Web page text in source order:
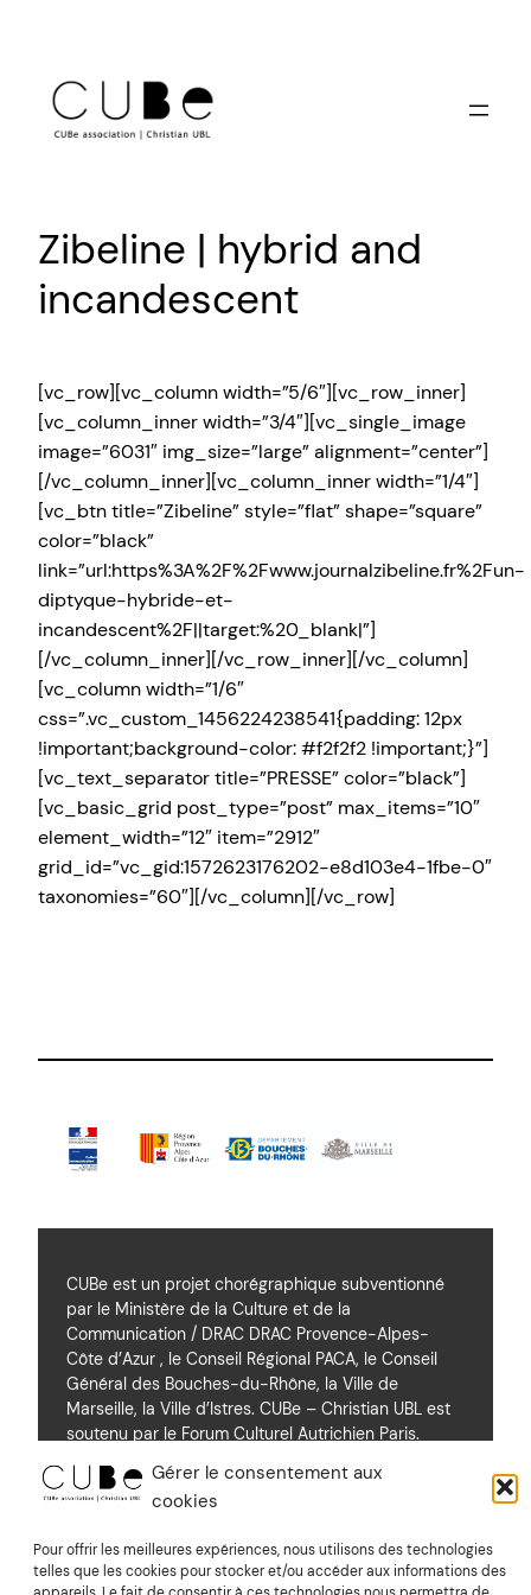
Gérer le consentement aux
cookies
Pour offrir les meilleures expériences, nous utilisons des technologies
telles que les cookies pour stocker et/ou accéder aux informations des
content
Zibeline | hybrid and
incandescent
[vc_row][vc_column width=”5/6″][vc_row_inner]
[vc_column_inner width=”3/4″][vc_single_image
image=”6031″ img_size=”large” alignment=”center”]
[/vc_column_inner][vc_column_inner width=”1/4″]
[vc_btn title=”Zibeline” style=”flat” shape=”square”
color=”black”
link=”url:https%3A%2F%2Fwww.journalzibeline.fr%2Fun-
diptyque-hybride-et-
incandescent%2F||target:%20_blank|”]
[/vc_column_inner][/vc_row_inner][/vc_column]
[vc_column width=”1/6″
css=”.vc_custom_1456224238541{padding: 12px
!important;background-color: #f2f2f2 !important;}”]
[vc_text_separator title=”PRESSE” color=”black”]
[vc_basic_grid post_type=”post” max_items=”10″
element_width=”12″ item=”2912″
grid_id=”vc_gid:1572623176202-e8d103e4-1fbe-0″
taxonomies=”60″][/vc_column][/vc_row]
CUBe est un projet chorégraphique subventionné
par le Ministère de la Culture et de la
Communication / DRAC DRAC Provence-Alpes-
Côte d’Azur , le Conseil Régional PACA, le Conseil
Général des Bouches-du-Rhône, la Ville de
Marseille, la Ville d’Istres. CUBe – Christian UBL est
soutenu par le Forum Culturel Autrichien Paris.
Soutiens